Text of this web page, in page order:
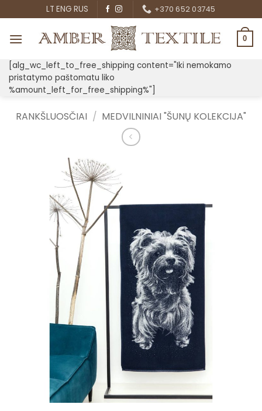
to
content
LT ENG RUS +370 652 03745
0
[alg_wc_left_to_free_shipping content="Iki nemokamo
pristatymo paštomatu liko
%amount_left_for_free_shipping%"]
RANKŠLUOSČIAI / MEDVILNINIAI "ŠUNŲ KOLEKCIJA"